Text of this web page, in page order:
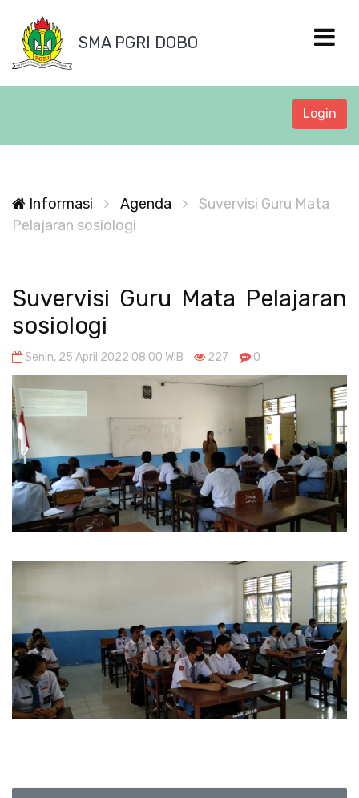
SMA PGRI DOBO
Login
Informasi Agenda
Suvervisi Guru Mata
Pelajaran sosiologi
Suvervisi Guru Mata Pelajaran
sosiologi
Senin, 25 April 2022 08:00 WIB 227 0